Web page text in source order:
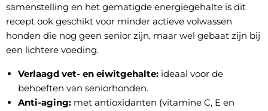
samenstelling en het gematigde energiegehalte is dit
recept ook geschikt voor minder actieve volwassen
honden die nog geen senior zijn, maar wel gebaat zijn bij
een lichtere voeding.
Verlaagd vet- en eiwitgehalte: ideaal voor de
behoeften van seniorhonden.
Anti-aging: met antioxidanten (vitamine C, E en